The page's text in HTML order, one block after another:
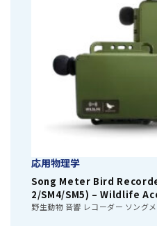
応用物理学
Song Meter Bird
2/SM4/SM5) – Wildlife
野生動物 音響 レコーダー ソング